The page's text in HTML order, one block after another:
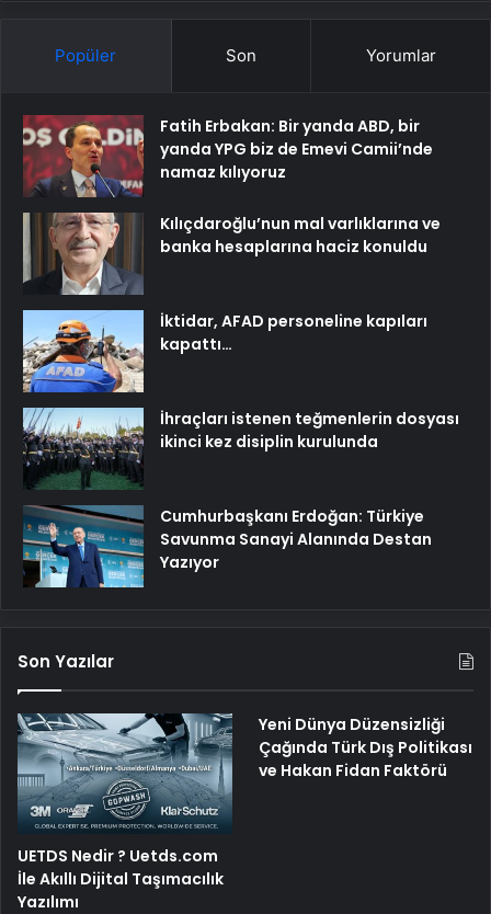
Popüler Son Yorumlar
Fatih Erbakan: Bir yanda ABD, bir
yanda YPG biz de Emevi Camii’nde
namaz kılıyoruz
Kılıçdaroğlu’nun mal varlıklarına ve
banka hesaplarına haciz konuldu
İktidar, AFAD personeline kapıları
kapattı…
İhraçları istenen teğmenlerin dosyası
ikinci kez disiplin kurulunda
Cumhurbaşkanı Erdoğan: Türkiye
Savunma Sanayi Alanında Destan
Yazıyor
Son Yazılar
UETDS Nedir ? Uetds.com
İle Akıllı Dijital Taşımacılık
Yazılımı
Yeni Dünya Düzensizliği
Çağında Türk Dış Politikası
ve Hakan Fidan Faktörü